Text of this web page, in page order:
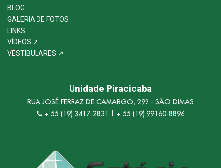
BLOG
GALERIA DE FOTOS
LINKS
VÍDEOS ↗
VESTIBULARES ↗
Unidade Piracicaba
RUA JOSÉ FERRAZ DE CAMARGO, 292 - SÃO DIMAS
+ 55 (19) 3417-2831 | + 55 (19) 99160-8896